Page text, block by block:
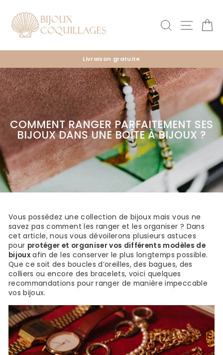
contenu
Rechercher
Diaporama
Pause
Livraison gratuite
COMMENT RANGER PARFAITEMENT SES
BIJOUX DANS UNE BOÎTE À BIJOUX ?
Vous possédez une collection de bijoux mais vous ne
savez pas comment les ranger et les organiser ? Dans
cet article, nous vous dévoilerons plusieurs astuces
pour protéger et organiser vos différents modèles de
bijoux afin de les conserver le plus longtemps possible.
Que ce soit des boucles d’oreilles, des bagues, des
colliers ou encore des bracelets, voici quelques
recommandations pour ranger de manière impeccable
vos bijoux.